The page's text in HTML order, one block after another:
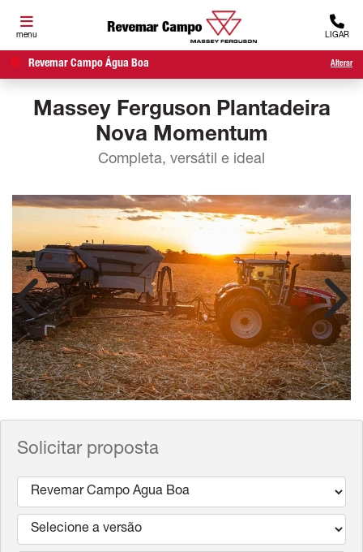
menu LIGAR
Revemar Campo Água Boa Alterar
Massey Ferguson Plantadeira
Nova Momentum
Completa, versátil e ideal
Solicitar proposta
Anterior